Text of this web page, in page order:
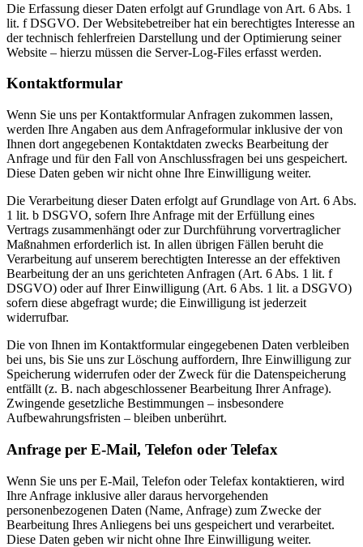
Die Erfassung dieser Daten erfolgt auf Grundlage von Art. 6 Abs. 1
lit. f DSGVO. Der Websitebetreiber hat ein berechtigtes Interesse an
der technisch fehlerfreien Darstellung und der Optimierung seiner
Website – hierzu müssen die Server-Log-Files erfasst werden.
Kontaktformular
Wenn Sie uns per Kontaktformular Anfragen zukommen lassen,
werden Ihre Angaben aus dem Anfrageformular inklusive der von
Ihnen dort angegebenen Kontaktdaten zwecks Bearbeitung der
Anfrage und für den Fall von Anschlussfragen bei uns gespeichert.
Diese Daten geben wir nicht ohne Ihre Einwilligung weiter.
Die Verarbeitung dieser Daten erfolgt auf Grundlage von Art. 6 Abs.
1 lit. b DSGVO, sofern Ihre Anfrage mit der Erfüllung eines
Vertrags zusammenhängt oder zur Durchführung vorvertraglicher
Maßnahmen erforderlich ist. In allen übrigen Fällen beruht die
Verarbeitung auf unserem berechtigten Interesse an der effektiven
Bearbeitung der an uns gerichteten Anfragen (Art. 6 Abs. 1 lit. f
DSGVO) oder auf Ihrer Einwilligung (Art. 6 Abs. 1 lit. a DSGVO)
sofern diese abgefragt wurde; die Einwilligung ist jederzeit
widerrufbar.
Die von Ihnen im Kontaktformular eingegebenen Daten verbleiben
bei uns, bis Sie uns zur Löschung auffordern, Ihre Einwilligung zur
Speicherung widerrufen oder der Zweck für die Datenspeicherung
entfällt (z. B. nach abgeschlossener Bearbeitung Ihrer Anfrage).
Zwingende gesetzliche Bestimmungen – insbesondere
Aufbewahrungsfristen – bleiben unberührt.
Anfrage per E-Mail, Telefon oder Telefax
Wenn Sie uns per E-Mail, Telefon oder Telefax kontaktieren, wird
Ihre Anfrage inklusive aller daraus hervorgehenden
personenbezogenen Daten (Name, Anfrage) zum Zwecke der
Bearbeitung Ihres Anliegens bei uns gespeichert und verarbeitet.
Diese Daten geben wir nicht ohne Ihre Einwilligung weiter.